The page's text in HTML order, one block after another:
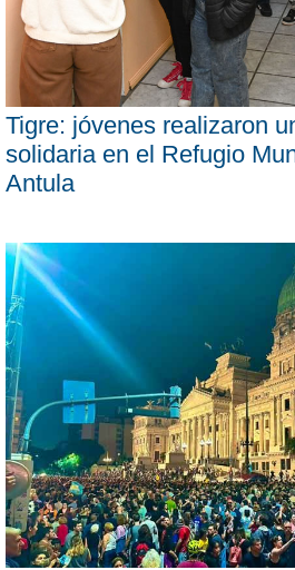
Tigre: jóvenes realizaron
solidaria en el Refugio
Antula